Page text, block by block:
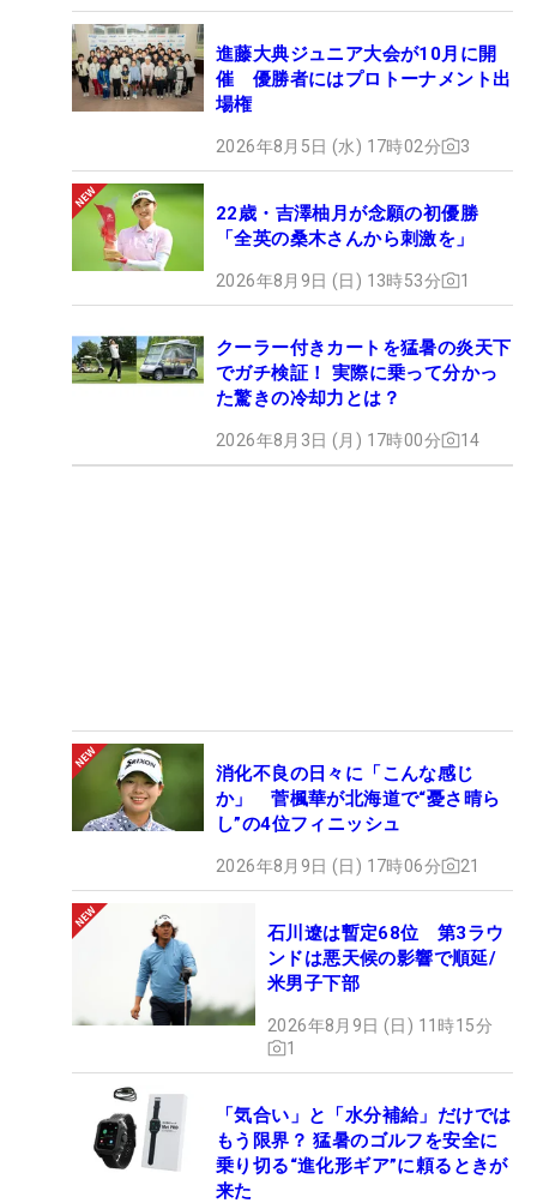
進藤大典ジュニア大会が10月に開
催 優勝者にはプロトーナメント出
場権
2026年8月5日 (水) 17時02分 3
22歳・吉澤柚月が念願の初優勝
「全英の桑木さんから刺激を」
2026年8月9日 (日) 13時53分 1
クーラー付きカートを猛暑の炎天下
でガチ検証！ 実際に乗って分かっ
た驚きの冷却力とは？
2026年8月3日 (月) 17時00分 14
消化不良の日々に「こんな感じ
か」 菅楓華が北海道で“憂さ晴ら
し”の4位フィニッシュ
2026年8月9日 (日) 17時06分 21
石川遼は暫定68位 第3ラウ
ンドは悪天候の影響で順延/
米男子下部
2026年8月9日 (日) 11時15分
1
「気合い」と「水分補給」だけでは
もう限界？ 猛暑のゴルフを安全に
乗り切る“進化形ギア”に頼るときが
来た